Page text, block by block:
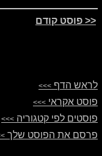
<< פוסט קודם
לראש הדף >>>
פוסט אקראי >>>
פוסטים לפי קטגוריה >>>
פרסם את הפוסט שלך